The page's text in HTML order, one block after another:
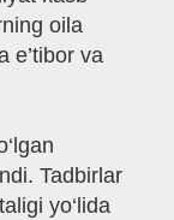
oila
e’tibor va
Tadbirlar
yo‘lida